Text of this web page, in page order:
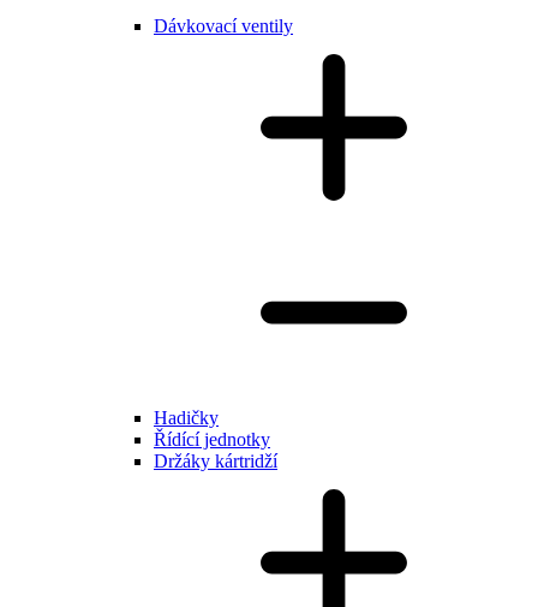
Dávkovací ventily
Hadičky
Řídící jednotky
Držáky kártridží